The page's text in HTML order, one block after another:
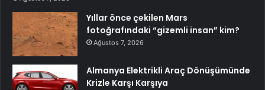
Yıllar önce çekilen Mars
fotoğrafındaki “gizemli insan” kim?
Ağustos 7, 2026
Almanya Elektrikli Araç Dönüşümünde
Krizle Karşı Karşıya